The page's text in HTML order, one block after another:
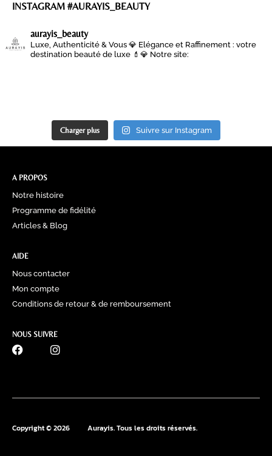
INSTAGRAM #AURAYIS_BEAUTY
aurayis_beauty
Luxe, Authenticité & Vous 💎 Elégance et Raffinement : votre
destination beauté de luxe 💄💎 Notre site:
Charger plus Suivre sur Instagram
A PROPOS
Notre histoire
Programme de fidélité
Articles & Blog
AIDE
Nous contacter
Mon compte
Conditions de retour & de remboursement
NOUS SUIVRE
Copyright © 2026 Aurayis. Tous les droits réservés.